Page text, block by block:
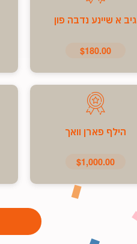
גיב א שיינע נדבה פון
$180.00
הילף פארן וואך
$1,000.00